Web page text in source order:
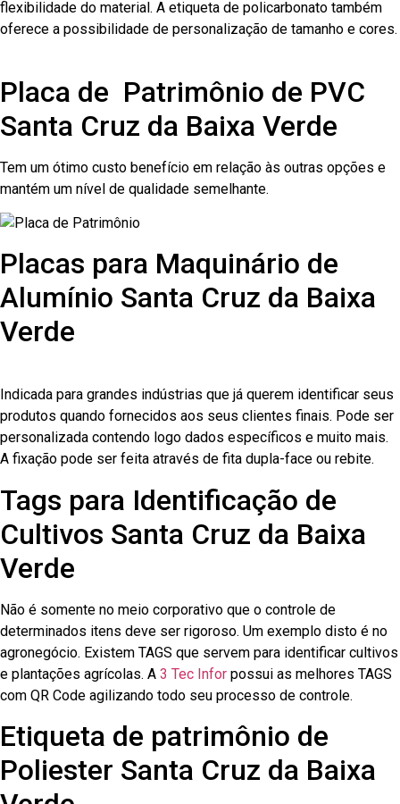
flexibilidade do material. A etiqueta de policarbonato também
oferece a possibilidade de personalização de tamanho e cores.
Placa de Patrimônio de PVC
Santa Cruz da Baixa Verde
Tem um ótimo custo benefício em relação às outras opções e
mantém um nível de qualidade semelhante.
Placas para Maquinário de
Alumínio Santa Cruz da Baixa
Verde
Indicada para grandes indústrias que já querem identificar seus
produtos quando fornecidos aos seus clientes finais. Pode ser
personalizada contendo logo dados específicos e muito mais.
A fixação pode ser feita através de fita dupla-face ou rebite.
Tags para Identificação de
Cultivos Santa Cruz da Baixa
Verde
Não é somente no meio corporativo que o controle de
determinados itens deve ser rigoroso. Um exemplo disto é no
agronegócio. Existem TAGS que servem para identificar cultivos
e plantações agrícolas. A 3 Tec Infor possui as melhores TAGS
com QR Code agilizando todo seu processo de controle.
Etiqueta de patrimônio de
Poliester Santa Cruz da Baixa